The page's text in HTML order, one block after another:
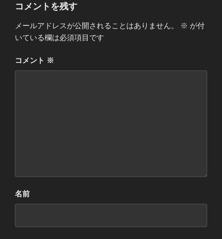
コメントを残す
メールアドレスが公開されることはありません。 ※ が付
いている欄は必須項目です
コメント ※
名前